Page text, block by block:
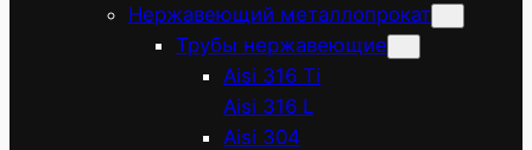
Нержавеющий металлопрокат
Трубы нержавеющие
Aisi 316 Ti
Aisi 316 L
Aisi 304